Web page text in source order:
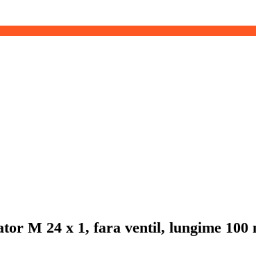
M 24 x 1, fara ventil, lungime 100